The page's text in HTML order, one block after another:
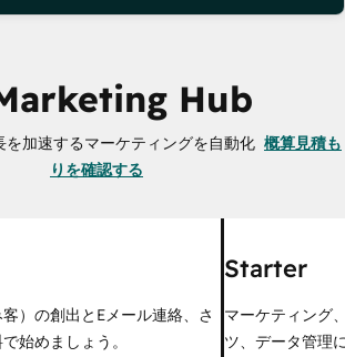
Hub
を加速するマーケティングを自動化 概算見積も
りを確認する
）の創出とEメール連絡、さ
始めましょう。
Starter
マーケティング
ツ、データ管理